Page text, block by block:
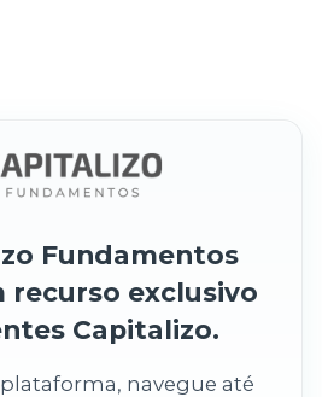
Fundamentos
recurso exclusivo
Capitalizo.
plataforma, navegue até